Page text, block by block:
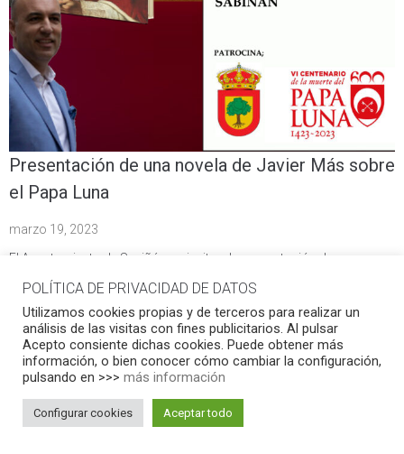
Presentación de una novela de Javier Más sobre
el Papa Luna
marzo 19, 2023
El Ayuntamiento de Saviñán os invita a la presentación de una
novela de Javier Más, dedicada a la figura del Papa Luna, titulada:
Benedicto XIII,…
MÁS INFORMACIÓN
Actividades Actualidad
POLÍTICA DE PRIVACIDAD DE DATOS
Utilizamos cookies propias y de terceros para realizar un
análisis de las visitas con fines publicitarios. Al pulsar
Acepto consiente dichas cookies. Puede obtener más
información, o bien conocer cómo cambiar la configuración,
pulsando en >>> más información
Configurar cookies Aceptar todo